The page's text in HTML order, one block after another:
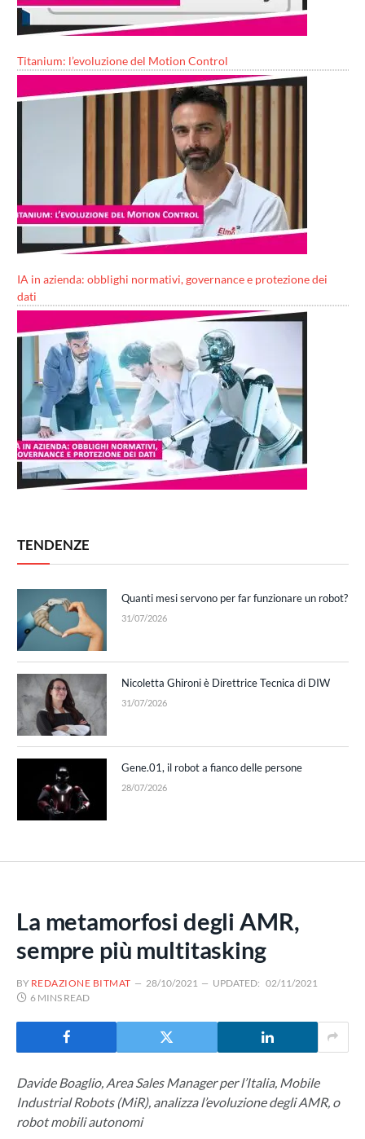
Titanium: l’evoluzione del Motion Control
IA in azienda: obblighi normativi, governance e protezione dei
dati
TENDENZE
Quanti mesi servono per far funzionare un robot?
31/07/2026
Nicoletta Ghironi è Direttrice Tecnica di DIW
31/07/2026
Gene.01, il robot a fianco delle persone
28/07/2026
La metamorfosi degli AMR,
sempre più multitasking
BY REDAZIONE BITMAT 28/10/2021 UPDATED: 02/11/2021
6 MINS READ
Davide Boaglio, Area Sales Manager per l’Italia, Mobile
Industrial Robots (MiR), analizza l’evoluzione degli AMR, o
robot mobili autonomi